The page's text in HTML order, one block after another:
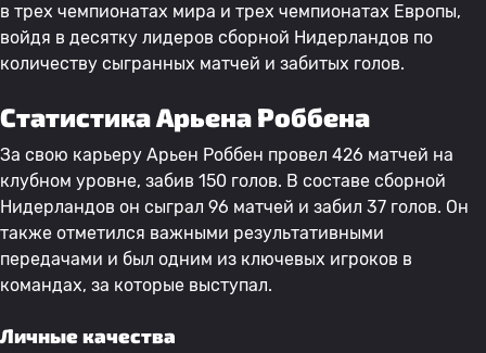
в трех чемпионатах мира и трех чемпионатах Европы,
войдя в десятку лидеров сборной Нидерландов по
количеству сыгранных матчей и забитых голов.
Статистика Арьена Роббена
За свою карьеру Арьен Роббен провел 426 матчей на
клубном уровне, забив 150 голов. В составе сборной
Нидерландов он сыграл 96 матчей и забил 37 голов. Он
также отметился важными результативными
передачами и был одним из ключевых игроков в
командах, за которые выступал.
Личные качества